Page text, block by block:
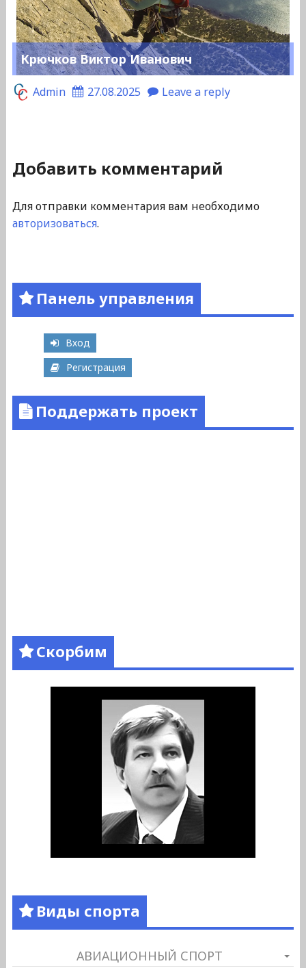
Крючков Виктор Иванович
Admin 27.08.2025 Leave a reply
Добавить комментарий
Для отправки комментария вам необходимо
авторизоваться.
Панель управления
Вход
Регистрация
Поддержать проект
Скорбим
Виды спорта
АВИАЦИОННЫЙ СПОРТ